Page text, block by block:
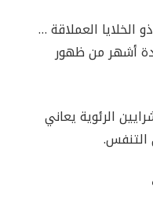
الخلايا العملاقة …
أشهر من ظهور
الرئوية يعاني